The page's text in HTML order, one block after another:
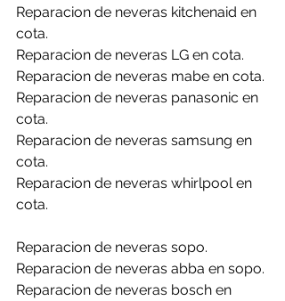
Reparacion de neveras kitchenaid en
cota.
Reparacion de neveras LG en cota.
Reparacion de neveras mabe en cota.
Reparacion de neveras panasonic en
cota.
Reparacion de neveras samsung en
cota.
Reparacion de neveras whirlpool en
cota.
Reparacion de neveras sopo.
Reparacion de neveras abba en sopo.
Reparacion de neveras bosch en